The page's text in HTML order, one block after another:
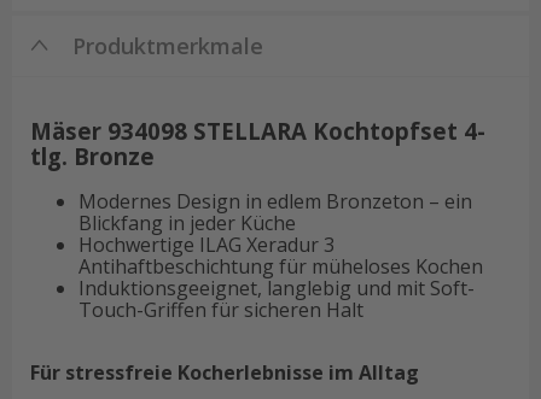
Produktmerkmale
Mäser 934098 STELLARA Kochtopfset 4-
tlg. Bronze
Modernes Design in edlem Bronzeton – ein
Blickfang in jeder Küche
Hochwertige ILAG Xeradur 3
Antihaftbeschichtung für müheloses Kochen
Induktionsgeeignet, langlebig und mit Soft-
Touch-Griffen für sicheren Halt
Für stressfreie Kocherlebnisse im Alltag